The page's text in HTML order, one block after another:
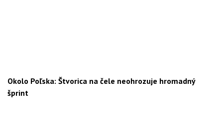
Okolo Poľska: Štvorica na čele neohrozuje hromadný
šprint